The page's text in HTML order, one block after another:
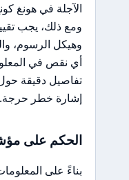
الآجلة في هونغ
ومع ذلك، يجب
وهيكل الرسوم،
أي نقص في
تفاصيل دقيقة
إشارة خطر حرجة.
الحكم على